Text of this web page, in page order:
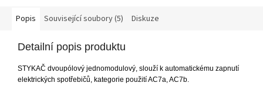
Popis Související soubory (5) Diskuze
Detailní popis produktu
STYKAČ dvoupólový jednomodulový, slouží k automatickému zapnutí
elektrických spotřebičů, kategorie použití AC7a, AC7b.